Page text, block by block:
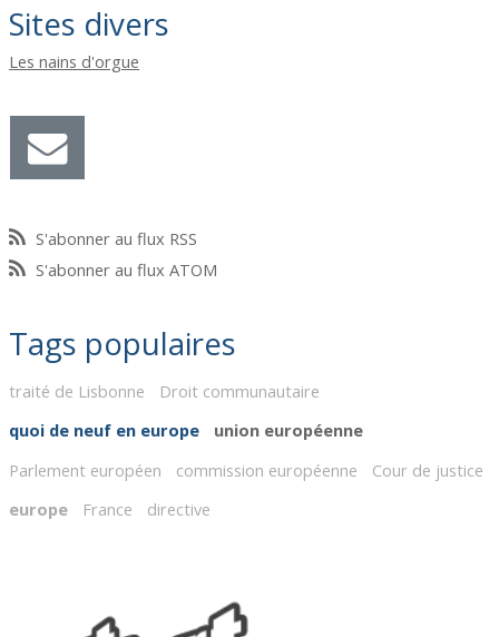
Sites divers
Les nains d'orgue
S'abonner au flux RSS
S'abonner au flux ATOM
Tags populaires
traité de Lisbonne
Droit communautaire
quoi de neuf en europe
union européenne
Parlement européen
commission européenne
Cour de justice
europe
France directive